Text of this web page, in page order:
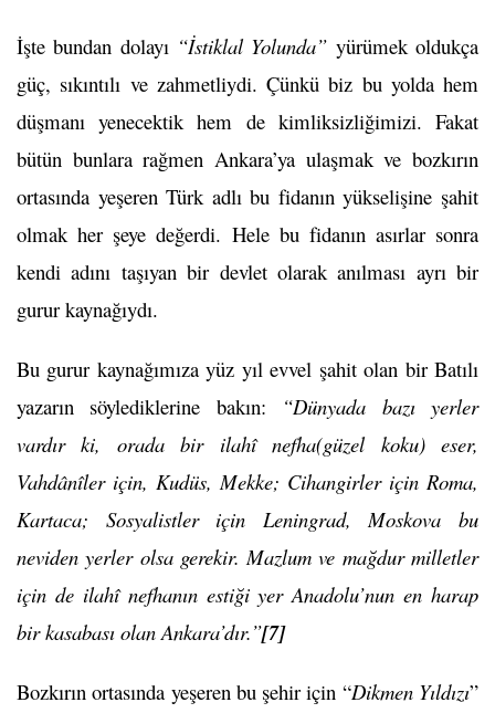
İşte bundan dolayı“İstiklal Yolunda” yürümek oldukça
güç, sıkıntılı ve zahmetliydi. Çünkü biz bu yolda hem
düşmanı yenecektik hem de kimliksizliğimizi. Fakat
bütün bunlara rağmen Ankara’ya ulaşmak ve bozkırın
ortasında yeşeren Türk adlı bu fidanın yükselişine şahit
olmak her şeye değerdi. Hele bu fidanın asırlar sonra
kendi adını taşıyan bir devlet olarak anılması ayrı bir
gurur kaynağıydı.
Bu gurur kaynağımıza yüz yıl evvel şahit olan bir Batılı
yazarın söylediklerine bakın:
“Dünyada bazı yerler
vardır ki, orada bir ilahî nefha(güzel koku) eser,
Vahdânîler için, Kudüs, Mekke; Cihangirler için Roma,
Kartaca; Sosyalistler için Leningrad, Moskova bu
neviden yerler olsa gerekir. Mazlum ve mağdur milletler
için de ilahî nefhanın estiği yer Anadolu’nun en harap
bir kasabası olan Ankara’dır.”[7]
Bozkırın ortasında yeşeren bu şehir için “Dikmen Yıldızı”